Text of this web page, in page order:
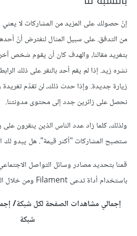
إنّ حصولك على المزيد من المشاركات لا
من التدفق. على سبيل المثال لنفترض أنّ
بتغريد مقالنا، والهدف كان أن يقوم شخص آخر
نشره زيد. إذا لم يقم أحد بالنقر على ذلك
زيارة جديدة. وإذا حدث ذلك، لن تقدّم تغريدة
نحصل على زائرين جدد إلى محتوى مدونتنا.
ولذلك، كلما زاد عدد الناس الذين ينقرون
ستصبح المشاركات "أكثر قيمة". هل يبدو لك
قمنا بتحديد مصادر وسائل التواصل الاجتماعي
باستخدام أداة تدعى Filament ومن خلال المعادلة البسيطة التالية:
إجمالي مشاهدات الصفحة لكل شبكة/
شبكة